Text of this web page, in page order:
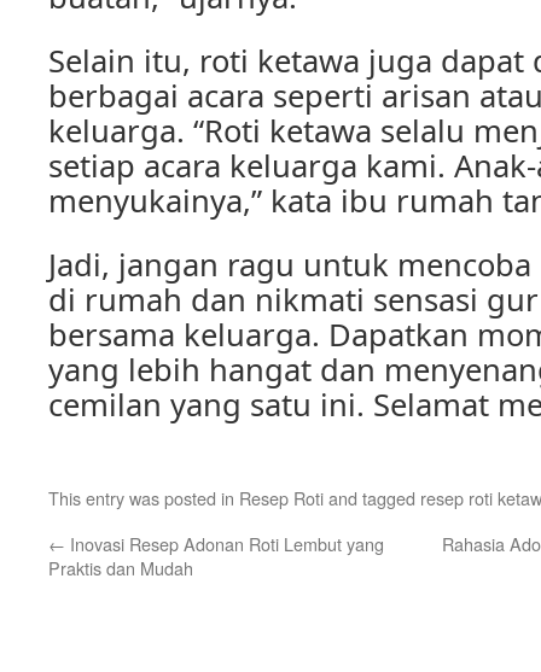
Selain itu, roti ketawa juga dapat
berbagai acara seperti arisan
keluarga. “Roti ketawa selalu
setiap acara keluarga kami.
menyukainya,” kata ibu rumah
Jadi, jangan ragu untuk
di rumah dan nikmati sensasi
bersama keluarga. Dapatkan
yang lebih hangat dan
cemilan yang satu ini. Selamat
This entry was posted in Resep Rotiand tagged resep roti
← Inovasi Resep Adonan Roti Lembut yang
Praktis dan Mudah
Rahasia